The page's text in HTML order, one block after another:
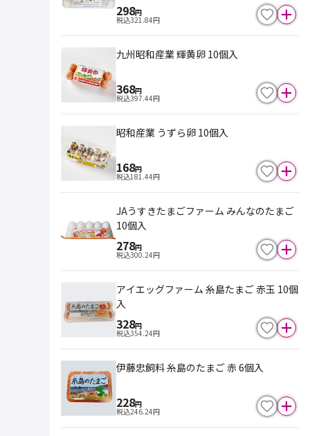
298円
税込321.84円
九州昭和産業 輝黄卵 10個入
368円
税込397.44円
昭和産業 うずら卵 10個入
168円
税込181.44円
JAうすきたまごファーム みんなのたまご
10個入
278円
税込300.24円
アイエッグファーム 糸島たまご 赤玉 10個
入
328円
税込354.24円
伊藤忠飼料 糸島のたまご 赤 6個入
228円
税込246.24円